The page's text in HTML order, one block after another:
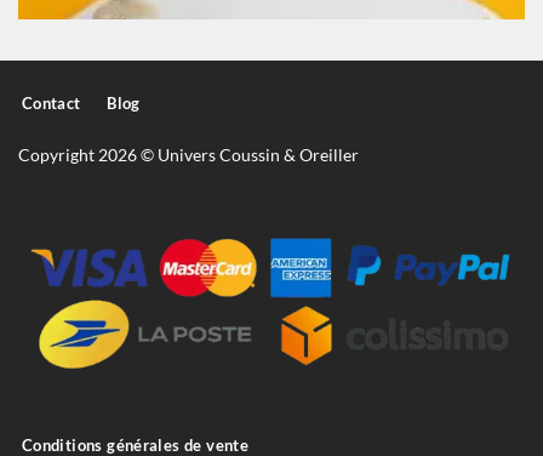
Contact Blog
Copyright 2026 © Univers Coussin & Oreiller
Conditions générales de vente